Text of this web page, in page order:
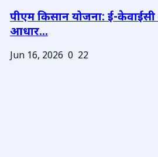
पीएम किसान योजना: ई-
आधार...
Jun 16, 2026 0 22